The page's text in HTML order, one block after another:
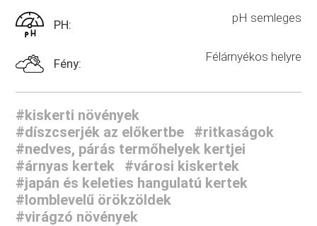
PH: pH semleges
Fény: Félárnyékos helyre
#kiskerti növények
#díszcserjék az előkertbe
#ritkaságok
#nedves, párás termőhelyek kertjei
#árnyas kertek
#városi kiskertek
#japán és keleties hangulatú kertek
#lomblevelű örökzöldek
#virágzó növények